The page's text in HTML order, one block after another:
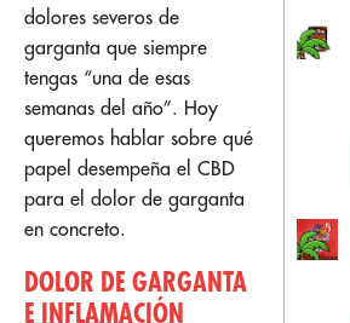
dolores severos de
garganta que siempre
tengas “una de esas
semanas del año”. Hoy
queremos hablar sobre qué
papel desempeña el CBD
para el dolor de garganta
en concreto.
DOLOR DE GARGANTA
E INFLAMACIÓN